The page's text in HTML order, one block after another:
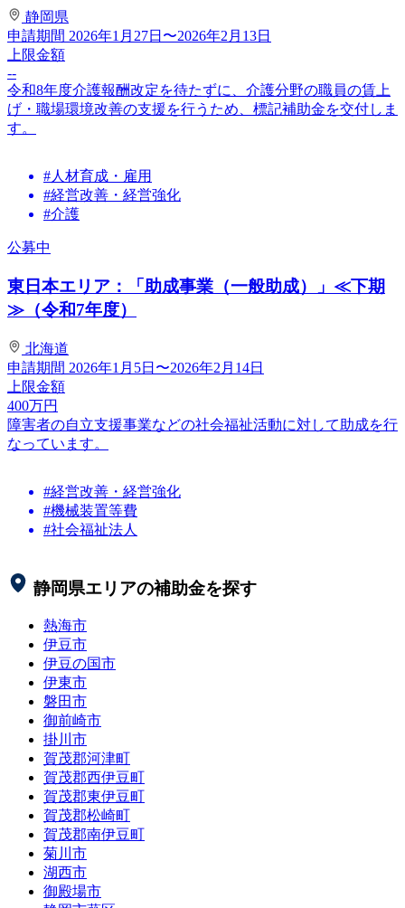
静岡県
申請期間 2026年1月27日〜2026年2月13日
上限金額
--
令和8年度介護報酬改定を待たずに、介護分野の職員の賃上
げ・職場環境改善の支援を行うため、標記補助金を交付しま
す。
#人材育成・雇用
#経営改善・経営強化
#介護
公募中
東日本エリア：「助成事業（一般助成）」≪下期
≫（令和7年度）
北海道
申請期間 2026年1月5日〜2026年2月14日
上限金額
400万円
障害者の自立支援事業などの社会福祉活動に対して助成を行
なっています。
#経営改善・経営強化
#機械装置等費
#社会福祉法人
静岡県エリアの補助金を探す
熱海市
伊豆市
伊豆の国市
伊東市
磐田市
御前崎市
掛川市
賀茂郡河津町
賀茂郡西伊豆町
賀茂郡東伊豆町
賀茂郡松崎町
賀茂郡南伊豆町
菊川市
湖西市
御殿場市